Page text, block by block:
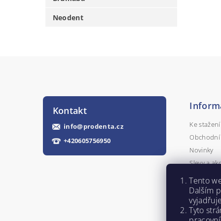
Neodent
Kontakt
info@prodenta.cz
+420605756950
Ke stažení
Novinky
Slevy a
Kontakty
Napište
Tento
Dalším
Tyto